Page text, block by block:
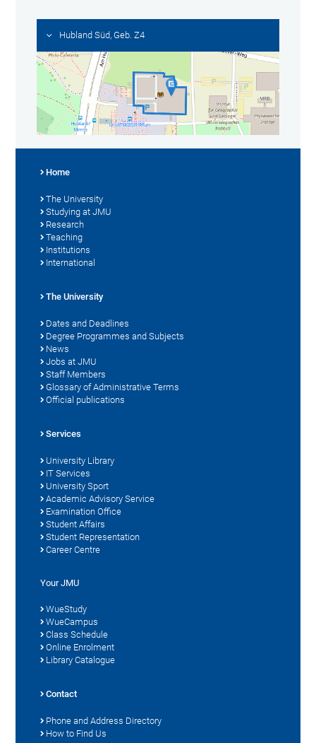
Hubland Süd, Geb. Z4
Home
The University
Studying at JMU
Research
Teaching
Institutions
International
The University
Dates and Deadlines
Degree Programmes and Subjects
News
Jobs at JMU
Staff Members
Glossary of Administrative Terms
Official publications
Services
University Library
IT Services
University Sport
Academic Advisory Service
Examination Office
Student Affairs
Student Representation
Career Centre
Your JMU
WueStudy
WueCampus
Class Schedule
Online Enrolment
Library Catalogue
Contact
Phone and Address Directory
How to Find Us